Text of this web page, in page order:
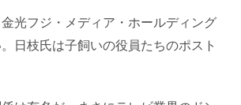
光フジ・メディア・ホールディング
日枝氏は子飼いの役員たちのポスト